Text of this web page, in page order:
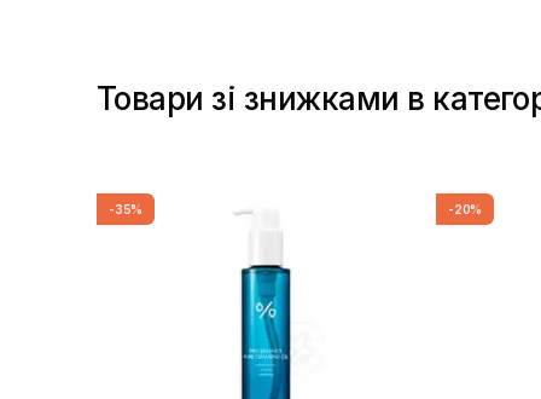
Товари зі знижками в
-35% -20%